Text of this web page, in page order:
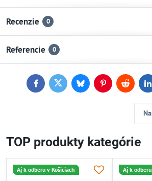
Recenzie 0
Referencie 0
FacebookTwitterBlueskyPinterestReddit
TOP produkty kategórie
Aj k odberu v Košiciach Aj k